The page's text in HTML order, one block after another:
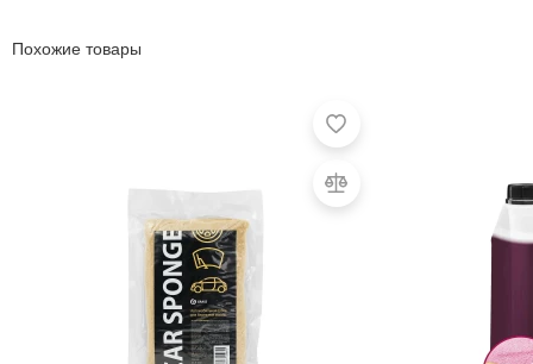
Похожие товары